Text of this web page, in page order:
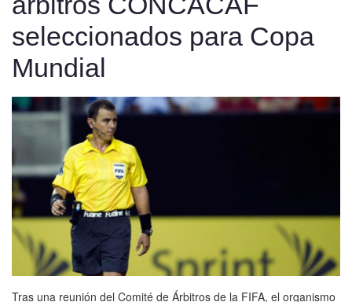
seleccionados para Copa
Mundial
Tras una reunión del Comité de Árbitros de la FIFA, el organismo